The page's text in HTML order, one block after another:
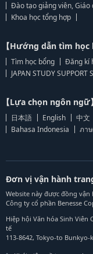
Đào tạo giảng viên, Giáo
Khoa học tổng hợp
【Hướng dẫn tìm học
Tìm học bổng
Đăng kí
JAPAN STUDY
【Lựa chọn ngôn ngữ】
日本語 English 中文
Bahasa Indonesia
ภา
Đơn vị vận hành
Website này được đồng vận
Công ty cổ phần Benesse
Hiệp hội Văn hóa Sinh Viên
tế
113-8642, Tokyo-to